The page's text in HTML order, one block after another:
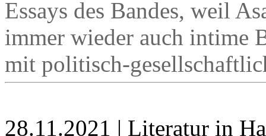
Essays des Bandes, weil
immer wieder auch intime
mit politisch-
28.11.2021 | Literatur in